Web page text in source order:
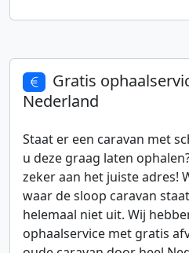
Gratis
Nederland
Staat er een caravan met
u deze graag laten
zeker aan het juiste adres!
waar de sloop caravan
helemaal niet uit. Wij
ophaalservice met gratis